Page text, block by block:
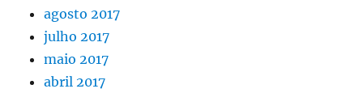
agosto 2017
julho 2017
maio 2017
abril 2017